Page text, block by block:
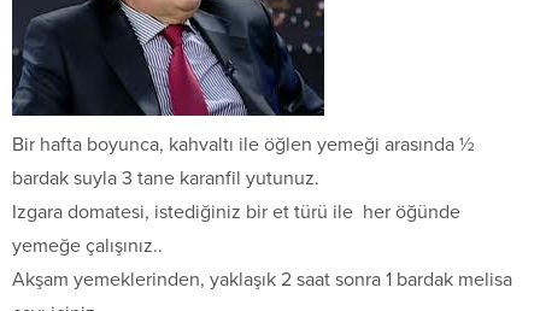
Bir hafta boyunca, kahvaltı ile öğlen yemeği arasında ½
bardak suyla 3 tane karanfil yutunuz.
Izgara domatesi, istediğiniz bir et türü ile her öğünde
yemeğe çalışınız..
Akşam yemeklerinden, yaklaşık 2 saat sonra 1 bardak melisa